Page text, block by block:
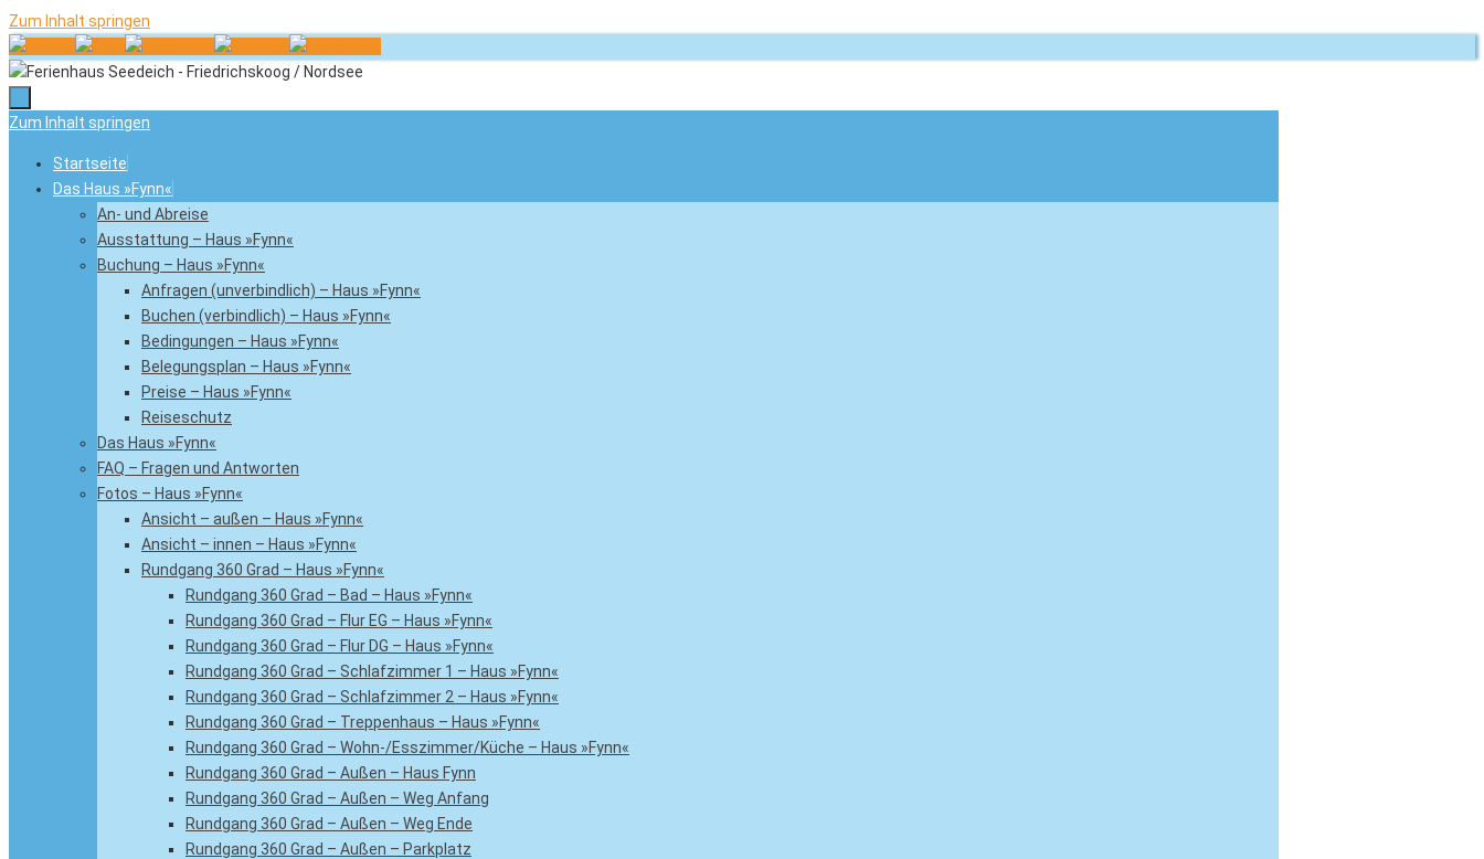
Zum Inhalt springen
Zum Inhalt springen
Startseite
Das Haus »Fynn«
An- und Abreise
Ausstattung – Haus »Fynn«
Buchung – Haus »Fynn«
Anfragen (unverbindlich) – Haus »Fynn«
Buchen (verbindlich) – Haus »Fynn«
Bedingungen – Haus »Fynn«
Belegungsplan – Haus »Fynn«
Preise – Haus »Fynn«
Reiseschutz
Das Haus »Fynn«
FAQ – Fragen und Antworten
Fotos – Haus »Fynn«
Ansicht – außen – Haus »Fynn«
Ansicht – innen – Haus »Fynn«
Rundgang 360 Grad – Haus »Fynn«
Rundgang 360 Grad – Bad – Haus »Fynn«
Rundgang 360 Grad – Flur EG – Haus »Fynn«
Rundgang 360 Grad – Flur DG – Haus »Fynn«
Rundgang 360 Grad – Schlafzimmer 1 – Haus »Fynn«
Rundgang 360 Grad – Schlafzimmer 2 – Haus »Fynn«
Rundgang 360 Grad – Treppenhaus – Haus »Fynn«
Rundgang 360 Grad – Wohn-/Esszimmer/Küche – Haus »Fynn«
Rundgang 360 Grad – Außen – Haus Fynn
Rundgang 360 Grad – Außen – Weg Anfang
Rundgang 360 Grad – Außen – Weg Ende
Rundgang 360 Grad – Außen – Parkplatz